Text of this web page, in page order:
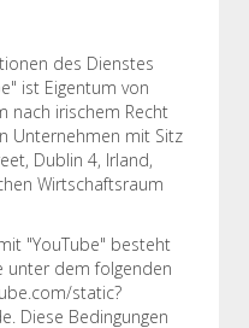
des Dienstes
ist Eigentum von
nach irischem Recht
Unternehmen mit Sitz
Dublin 4, Irland,
Wirtschaftsraum
"YouTube" besteht
unter dem folgenden
static?
Diese Bedingungen